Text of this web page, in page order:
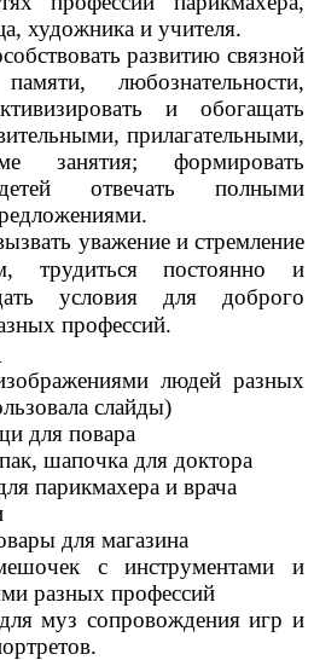
художника и учителя.
развитию связной
любознательности,
и обогащать
прилагательными,
занятия; формировать
отвечать полными
ызвать уважение и стремление
трудиться постоянно и
условия для доброго
профессий.
людей разных
слайды)
для повара
шапочка для доктора
парикмахера и врача
для магазина
с инструментами и
разных профессий
муз сопровождения игр и